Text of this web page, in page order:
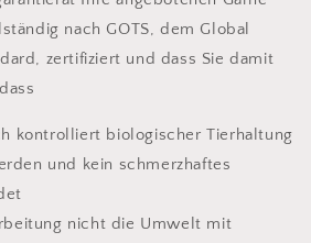
nach GOTS, dem Global
zertifiziert und dass Sie damit
kontrolliert biologischer Tierhaltung
und kein schmerzhaftes
nicht die Umwelt mit